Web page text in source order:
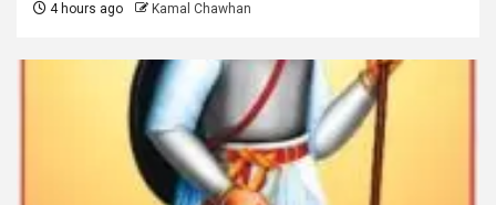
4 hours ago Kamal Chawhan